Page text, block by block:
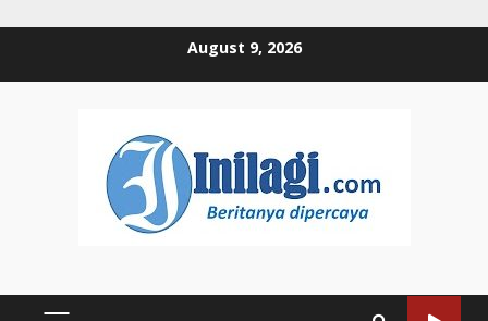
August 9, 2026